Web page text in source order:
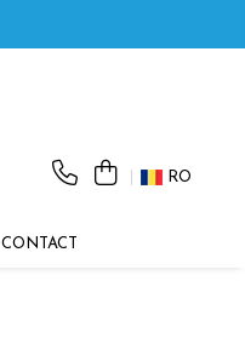
RO
CONTACT